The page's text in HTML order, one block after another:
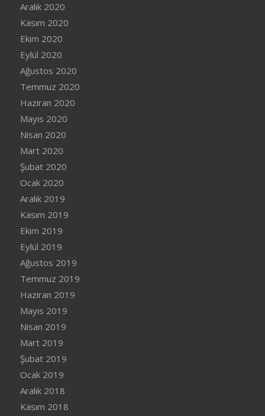
Aralık 2020
Kasım 2020
Ekim 2020
Eylül 2020
Ağustos 2020
Temmuz 2020
Haziran 2020
Mayıs 2020
Nisan 2020
Mart 2020
Şubat 2020
Ocak 2020
Aralık 2019
Kasım 2019
Ekim 2019
Eylül 2019
Ağustos 2019
Temmuz 2019
Haziran 2019
Mayıs 2019
Nisan 2019
Mart 2019
Şubat 2019
Ocak 2019
Aralık 2018
Kasım 2018